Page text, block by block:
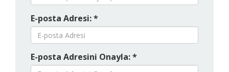
E-posta Adresi: *
E-posta Adresini Onayla: *